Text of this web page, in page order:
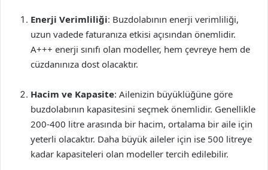
Enerji Verimliliği: Buzdolabının enerji verimliliği,
uzun vadede faturanıza etkisi açısından önemlidir.
A+++ enerji sınıfı olan modeller, hem çevreye hem de
cüzdanınıza dost olacaktır.
Hacim ve Kapasite: Ailenizin büyüklüğüne göre
buzdolabının kapasitesini seçmek önemlidir. Genellikle
200-400 litre arasında bir hacim, ortalama bir aile için
yeterli olacaktır. Daha büyük aileler için ise 500 litreye
kadar kapasiteleri olan modeller tercih edilebilir.